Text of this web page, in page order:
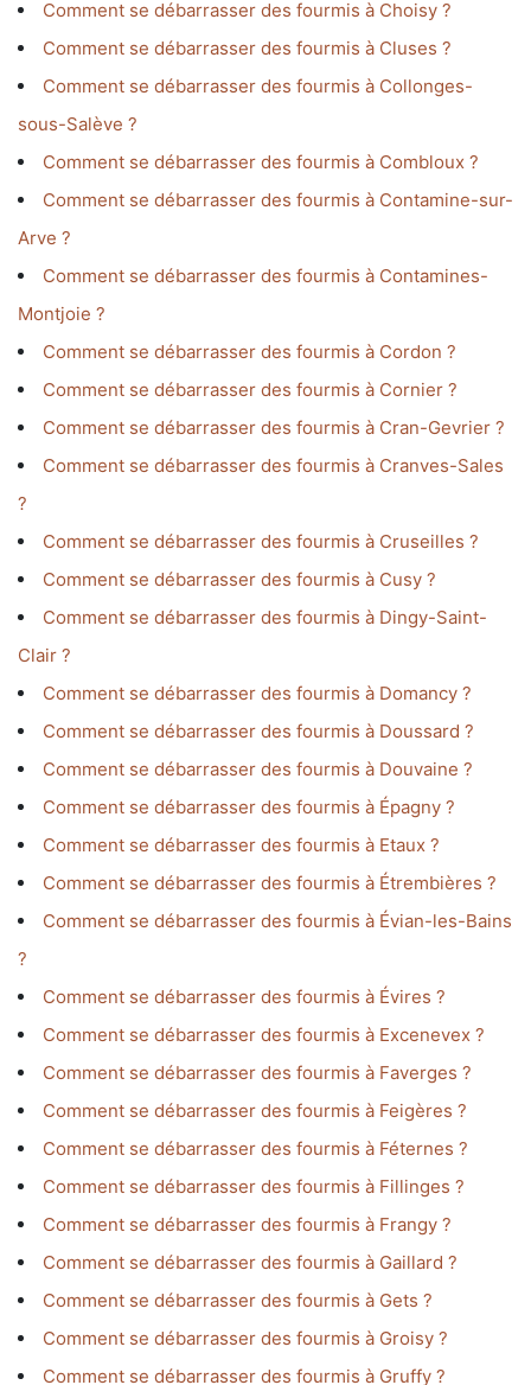
Comment se débarrasser des fourmis à Choisy ?
Comment se débarrasser des fourmis à Cluses ?
Comment se débarrasser des fourmis à Collonges-
sous-Salève ?
Comment se débarrasser des fourmis à Combloux ?
Comment se débarrasser des fourmis à Contamine-sur-
Arve ?
Comment se débarrasser des fourmis à Contamines-
Montjoie ?
Comment se débarrasser des fourmis à Cordon ?
Comment se débarrasser des fourmis à Cornier ?
Comment se débarrasser des fourmis à Cran-Gevrier ?
Comment se débarrasser des fourmis à Cranves-Sales
?
Comment se débarrasser des fourmis à Cruseilles ?
Comment se débarrasser des fourmis à Cusy ?
Comment se débarrasser des fourmis à Dingy-Saint-
Clair ?
Comment se débarrasser des fourmis à Domancy ?
Comment se débarrasser des fourmis à Doussard ?
Comment se débarrasser des fourmis à Douvaine ?
Comment se débarrasser des fourmis à Épagny ?
Comment se débarrasser des fourmis à Etaux ?
Comment se débarrasser des fourmis à Étrembières ?
Comment se débarrasser des fourmis à Évian-les-Bains
?
Comment se débarrasser des fourmis à Évires ?
Comment se débarrasser des fourmis à Excenevex ?
Comment se débarrasser des fourmis à Faverges ?
Comment se débarrasser des fourmis à Feigères ?
Comment se débarrasser des fourmis à Féternes ?
Comment se débarrasser des fourmis à Fillinges ?
Comment se débarrasser des fourmis à Frangy ?
Comment se débarrasser des fourmis à Gaillard ?
Comment se débarrasser des fourmis à Gets ?
Comment se débarrasser des fourmis à Groisy ?
Comment se débarrasser des fourmis à Gruffy ?